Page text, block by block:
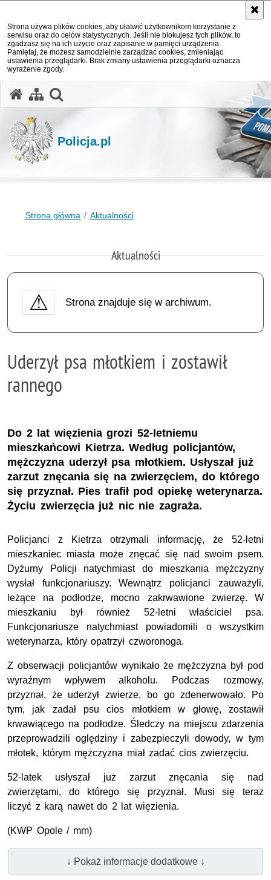
Strona używa plików cookies, aby ułatwić użytkownikom korzystanie z
serwisu oraz do celów statystycznych. Jeśli nie blokujesz tych plików, to
zgadzasz się na ich użycie oraz zapisanie w pamięci urządzenia.
Pamiętaj, że możesz samodzielnie zarządzać cookies, zmieniając
ustawienia przeglądarki. Brak zmiany ustawienia przeglądarki oznacza
wyrażenie zgody.
Policja.pl
Strona główna Aktualności
Aktualności
Strona znajduje się w archiwum.
Uderzył psa młotkiem i zostawił
rannego
Do 2 lat więzienia grozi 52-letniemu
mieszkańcowi Kietrza. Według policjantów,
mężczyzna uderzył psa młotkiem. Usłyszał już
zarzut znęcania się na zwierzęciem, do którego
się przyznał. Pies trafił pod opiekę weterynarza.
Życiu zwierzęcia już nic nie zagraża.
Policjanci z Kietrza otrzymali informację, że 52-letni
mieszkaniec miasta może znęcać się nad swoim psem.
Dyżurny Policji natychmiast do mieszkania mężczyzny
wysłał funkcjonariuszy. Wewnątrz policjanci zauważyli,
leżące na podłodze, mocno zakrwawione zwierzę. W
mieszkaniu był również 52-letni właściciel psa.
Funkcjonariusze natychmiast powiadomili o wszystkim
weterynarza, który opatrzył czworonoga.
Z obserwacji policjantów wynikało że mężczyzna był pod
wyraźnym wpływem alkoholu. Podczas rozmowy,
przyznał, że uderzył zwierze, bo go zdenerwowało. Po
tym, jak zadał psu cios młotkiem w głowę, zostawił
krwawiącego na podłodze. Śledczy na miejscu zdarzenia
przeprowadzili oględziny i zabezpieczyli dowody, w tym
młotek, którym mężczyzna miał zadać cios zwierzęciu.
52-latek usłyszał już zarzut znęcania się nad
zwierzętami, do którego się przyznał. Musi się teraz
liczyć z karą nawet do 2 lat więzienia.
(KWP Opole / mm)
↓ Pokaż informacje dodatkowe ↓